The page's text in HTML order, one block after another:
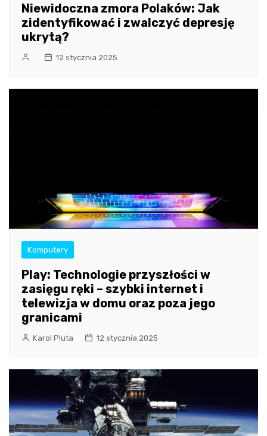
Niewidoczna zmora Polaków: Jak
zidentyfikować i zwalczyć depresję
ukrytą?
12 stycznia 2025
Komputery
Play: Technologie przyszłości w
zasięgu ręki – szybki internet i
telewizja w domu oraz poza jego
granicami
Karol Pluta 12 stycznia 2025